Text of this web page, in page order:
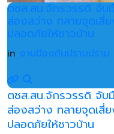
ตชส.สน.จักรวรรดิ จับ
ส่องสว่าง ทลายจุดเสี่
ปลอดภัยให้ชาวบ้าน
in งานป้องกันปราบปราม
ตชส.สน.จักรวรรดิ จับ
ส่องสว่าง ทลายจุดเสี่
ปลอดภัยให้ชาวบ้าน